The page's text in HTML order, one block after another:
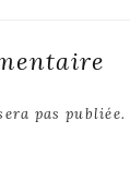
pas publiée.